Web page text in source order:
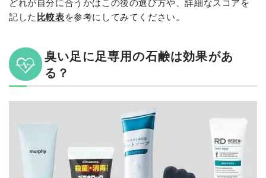
記した比較表を参考にしてみてください。
臭い足に足専用の石鹸は効果があ
る？